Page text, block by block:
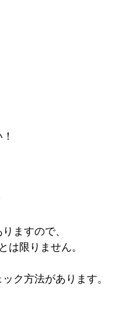
ますので、
は限りません。
ク方法があります。